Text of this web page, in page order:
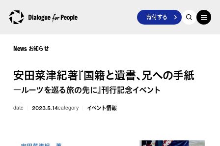
寄付する
News お知らせ
安田菜津紀著『国籍と遺書、兄への手紙
―ルーツを巡る旅の先に』刊行記念イベント
date 2023.5.14category イベント情報